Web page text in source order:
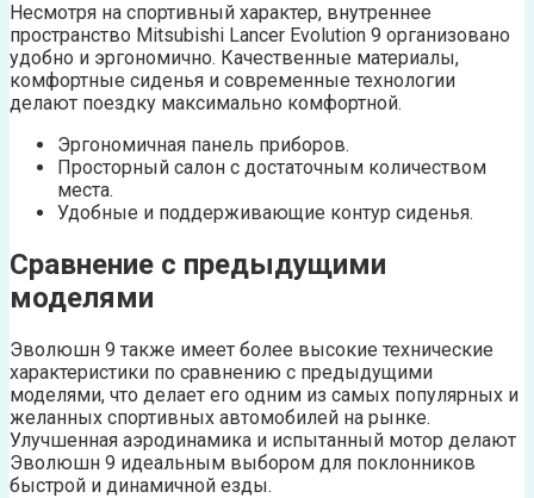
Несмотря на спортивный характер, внутреннее
пространство Mitsubishi Lancer Evolution 9 организовано
удобно и эргономично. Качественные материалы,
комфортные сиденья и современные технологии
делают поездку максимально комфортной.
Эргономичная панель приборов.
Просторный салон с достаточным количеством
места.
Удобные и поддерживающие контур сиденья.
Сравнение с предыдущими
моделями
Эволюшн 9 также имеет более высокие технические
характеристики по сравнению с предыдущими
моделями, что делает его одним из самых популярных и
желанных спортивных автомобилей на рынке.
Улучшенная аэродинамика и испытанный мотор делают
Эволюшн 9 идеальным выбором для поклонников
быстрой и динамичной езды.